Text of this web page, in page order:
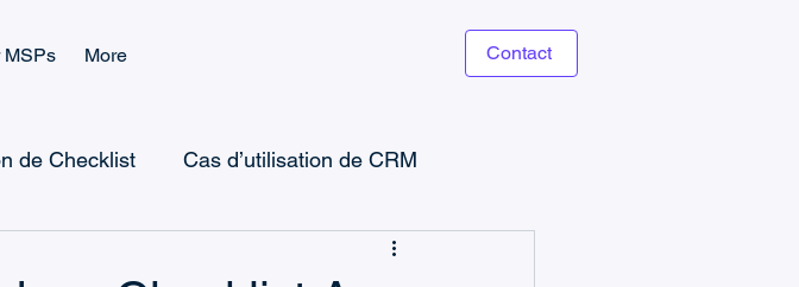
MSPs More Contact
de Checklist Cas d’utilisation de CRM